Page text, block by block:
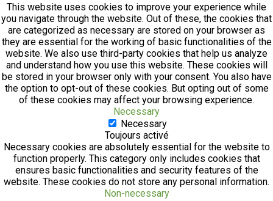
This website uses cookies to improve your experience while
you navigate through the website. Out of these, the cookies that
are categorized as necessary are stored on your browser as
they are essential for the working of basic functionalities of the
website. We also use third-party cookies that help us analyze
and understand how you use this website. These cookies will
be stored in your browser only with your consent. You also have
the option to opt-out of these cookies. But opting out of some
of these cookies may affect your browsing experience.
Necessary
Necessary
Toujours activé
Necessary cookies are absolutely essential for the website to
function properly. This category only includes cookies that
ensures basic functionalities and security features of the
website. These cookies do not store any personal information.
Non-necessary